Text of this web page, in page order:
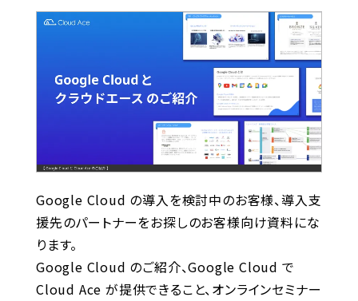
Google Cloud の導入を検討中のお客様、導入支
援先のパートナーをお探しのお客様向け資料にな
ります。
Google Cloud のご紹介、Google Cloud で
Cloud Ace が提供できること、オンラインセミナー